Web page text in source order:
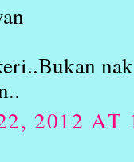
2012 AT